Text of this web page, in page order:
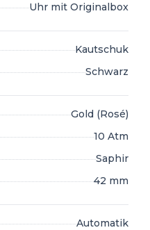
Uhr mit Originalbox
Kautschuk
Schwarz
Gold (Rosé)
10 Atm
Saphir
42 mm
Automatik